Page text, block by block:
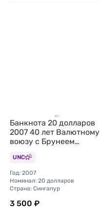
Банкнота 20 долларов
2007 40 лет Валютному
воюзу с Брунеем
UNC
Год: 2007
Номинал: 20 долларов
Страна: Сингапур
3 500 ₽